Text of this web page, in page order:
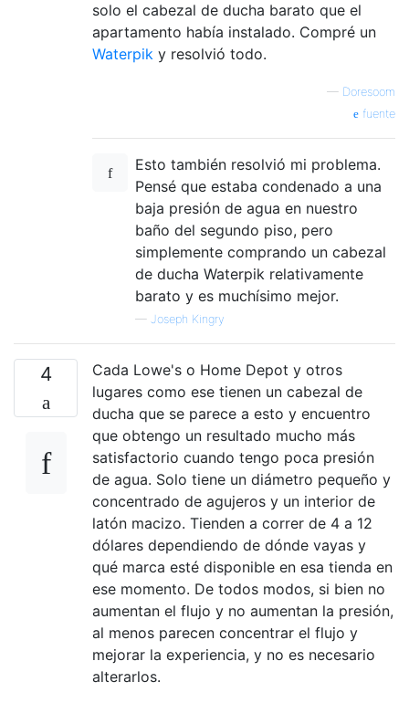
solo el cabezal de ducha barato que el
apartamento había instalado. Compré un
Waterpik y resolvió todo.
— Doresoom
fuente
Esto también resolvió mi problema.
Pensé que estaba condenado a una
baja presión de agua en nuestro
baño del segundo piso, pero
simplemente comprando un cabezal
de ducha Waterpik relativamente
barato y es muchísimo mejor.
— Joseph Kingry
4
Cada Lowe's o Home Depot y otros
lugares como ese tienen un cabezal de
ducha que se parece a esto y encuentro
que obtengo un resultado mucho más
satisfactorio cuando tengo poca presión
de agua. Solo tiene un diámetro pequeño y
concentrado de agujeros y un interior de
latón macizo. Tienden a correr de 4 a 12
dólares dependiendo de dónde vayas y
qué marca esté disponible en esa tienda en
ese momento. De todos modos, si bien no
aumentan el flujo y no aumentan la presión,
al menos parecen concentrar el flujo y
mejorar la experiencia, y no es necesario
alterarlos.